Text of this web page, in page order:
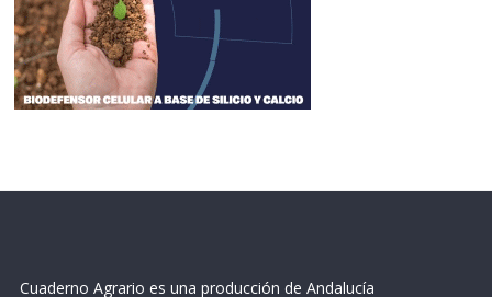
Cuaderno Agrario es una producción de Andalucía